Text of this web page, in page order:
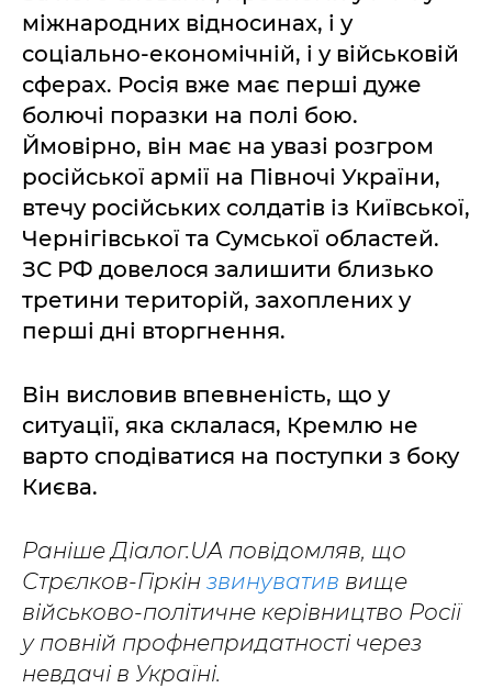
міжнародних відносинах, і у
соціально-економічній, і у військовій
сферах. Росія вже має перші дуже
болючі поразки на полі бою.
Ймовірно, він має на увазі розгром
російської армії на Півночі України,
втечу російських солдатів із Київської,
Чернігівської та Сумської областей.
ЗС РФ довелося залишити близько
третини територій, захоплених у
перші дні вторгнення.
Він висловив впевненість, що у
ситуації, яка склалася, Кремлю не
варто сподіватися на поступки з боку
Києва.
Раніше Діалог.UA повідомляв, що
Стрєлков-Гіркін звинуватив вище
військово-політичне керівництво Росії
у повній профнепридатності через
невдачі в Україні.